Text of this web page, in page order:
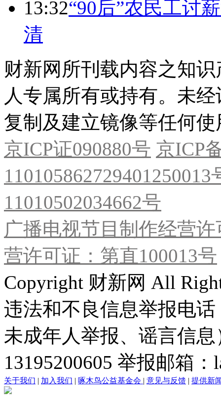
13:32“90后”农民工讨
清
财新网所刊载内容之知
人专属所有或持有。未
复制及建立镜像等任何使
京ICP证090880号 京ICP
11010502034662号
广播电视节目制作经营
营许可证：第直100013号
Copyright 财新网 All
违法和不良信息举报电
未成年人举报、谣言信
13195200605 举报邮箱
关于我们 | 加入我们 | 啄木鸟公益基金会 | 意见与反馈 | 提供新